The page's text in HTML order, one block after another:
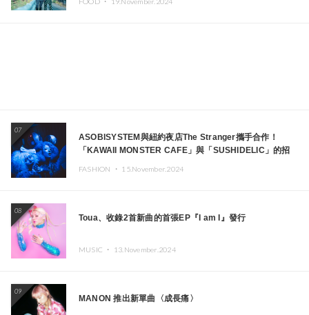
07
ASOBISYSTEM與紐約夜店The Stranger攜手合作！
「KAWAII MONSTER CAFE」與「SUSHIDELIC」的招
FASHION ・ 15.November.2024
08
Toua、收錄2首新曲的首張EP『I am I』發行
MUSIC ・ 13.November.2024
09
MANON 推出新單曲〈成長痛〉